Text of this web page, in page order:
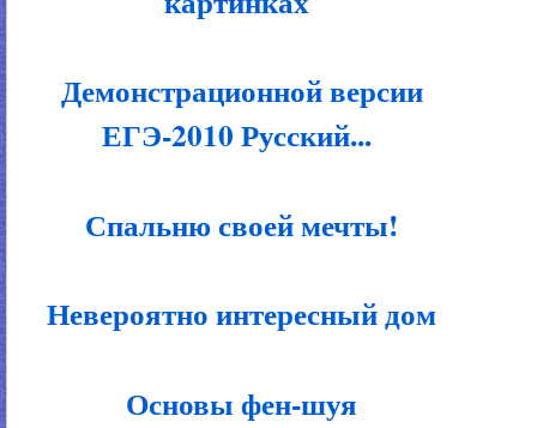
Демонстрационной версии
ЕГЭ-2010 Русский...
Спальню своей мечты!
Невероятно интересный дом
Основы фен-шуя